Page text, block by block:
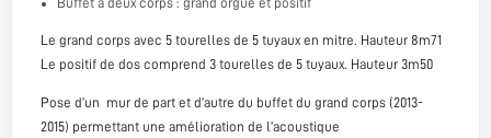
Buffet à deux corps : grand orgue et positif
Le grand corps avec 5 tourelles de 5 tuyaux en mitre. Hauteur 8m71
Le positif de dos comprend 3 tourelles de 5 tuyaux. Hauteur 3m50
Pose d’un mur de part et d’autre du buffet du grand corps (2013-
2015) permettant une amélioration de l’acoustique